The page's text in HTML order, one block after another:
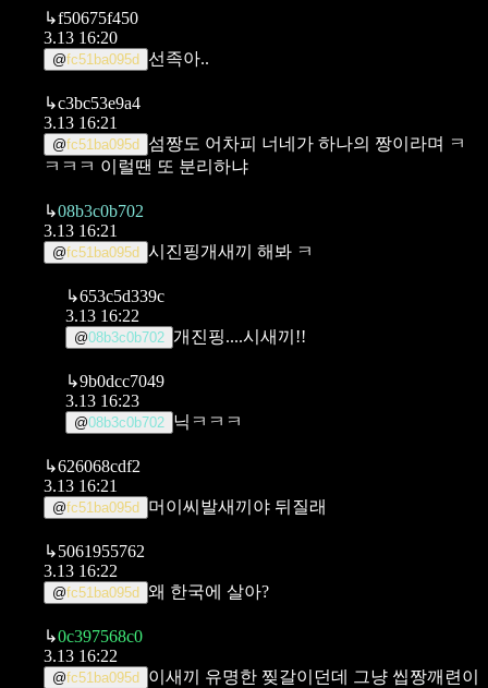
↳f50675f450
3.13 16:20
@fc51ba095d 선족아..
↳c3bc53e9a4
3.13 16:21
@fc51ba095d
섬짱도 어차피 너네가 하나의 짱이라며 ㅋ
ㅋㅋㅋ 이럴땐 또 분리하냐
↳08b3c0b702
3.13 16:21
@fc51ba095d 시진핑개새끼 해봐 ㅋ
↳653c5d339c
3.13 16:22
@08b3c0b702 개진핑....시새끼!!
↳9b0dcc7049
3.13 16:23
@08b3c0b702 닉ㅋㅋㅋ
↳626068cdf2
3.13 16:21
@fc51ba095d 머이씨발새끼야 뒤질래
↳5061955762
3.13 16:22
@fc51ba095d 왜 한국에 살아?
↳0c397568c0
3.13 16:22
@fc51ba095d
이새끼 유명한 찢갈이던데 그냥 씹짱깨련이